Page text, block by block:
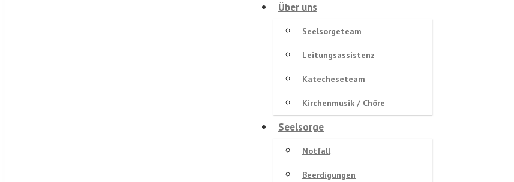
Über uns
Seelsorgeteam
Leitungsassistenz
Katecheseteam
Kirchenmusik / Chöre
Seelsorge
Notfall
Beerdigungen